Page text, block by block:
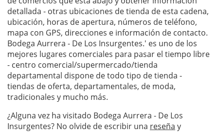
detallada - otras ubicaciones de tienda de esta cadena,
ubicación, horas de apertura, números de teléfono,
mapa con GPS, direcciones e información de contacto.
Bodega Aurrera - De Los Insurgentes.' es uno de los
mejores lugares comerciales para pasar el tiempo libre
- centro comercial/supermercado/tienda
departamental dispone de todo tipo de tienda -
tiendas de oferta, departamentales, de moda,
tradicionales y mucho más.
¿Alguna vez ha visitado Bodega Aurrera - De Los
Insurgentes? No olvide de escribir una reseña y